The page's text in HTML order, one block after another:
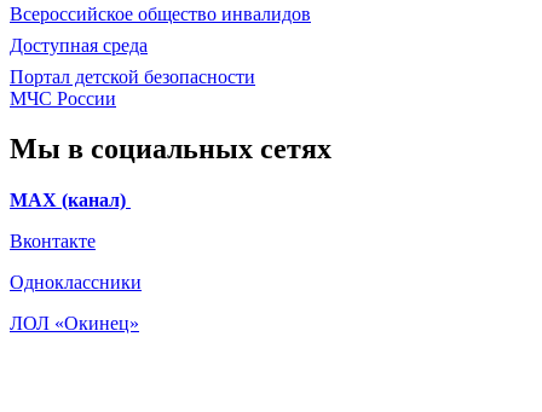
Всероссийское общество инвалидов
Доступная среда
Портал детской безопасности
МЧС России
Мы в социальных сетях
МАХ (канал)
Вконтакте
Одноклассники
ЛОЛ «Окинец»